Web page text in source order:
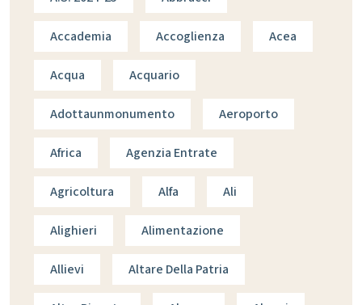
Accademia Accoglienza Acea
Acqua Acquario
Adottaunmonumento Aeroporto
Africa Agenzia Entrate
Agricoltura Alfa Ali
Alighieri Alimentazione
Allievi Altare Della Patria